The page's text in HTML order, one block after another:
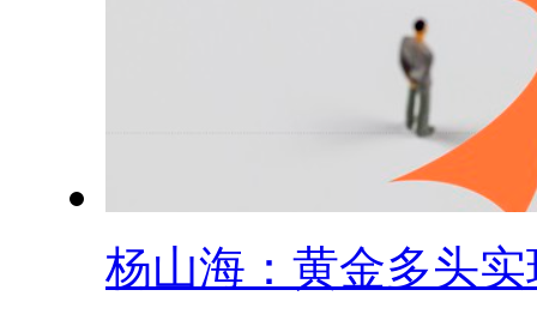
杨山海：黄金多头实